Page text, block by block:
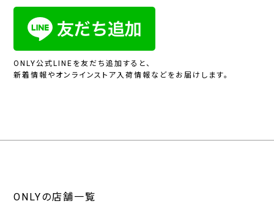
ONLY公式LINEを友だち追加すると、
新着情報やオンラインストア入荷情報などをお届けします。
ONLYの店舗一覧